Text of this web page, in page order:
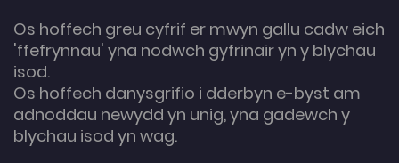
Os hoffech greu cyfrif er mwyn gallu cadw eich
'ffefrynnau' yna nodwch gyfrinair yn y blychau
isod.
Os hoffech danysgrifio i dderbyn e-byst am
adnoddau newydd yn unig, yna gadewch y
blychau isod yn wag.